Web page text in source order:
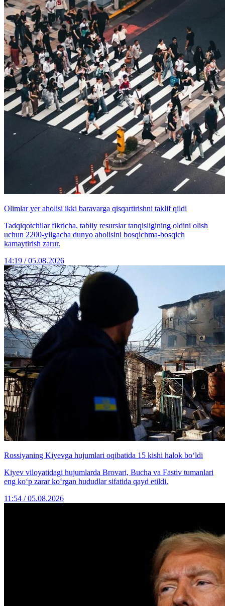
Olimlar yer aholisi ikki baravarga qisqartirishni taklif qildi
Tadqiqotchilar fikricha, tabiiy resurslar tanqisligining oldini olish
uchun 2200-yilgacha dunyo aholisini bosqichma-bosqich
kamaytirish zarur.
14:19 / 05.08.2026
Rossiyaning Kiyevga hujumlari oqibatida 15 kishi halok bo‘ldi
Kiyev viloyatidagi hujumlarda Brovari, Bucha va Fastiv tumanlari
eng ko‘p zarar ko‘rgan hududlar sifatida qayd etildi.
11:54 / 05.08.2026